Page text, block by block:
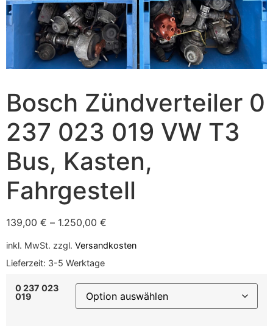
Bosch Zündverteiler 0
237 023 019 VW T3
Bus, Kasten,
Fahrgestell
139,00 € – 1.250,00 €
inkl. MwSt. zzgl. Versandkosten
Lieferzeit: 3-5 Werktage
0 237 023
019